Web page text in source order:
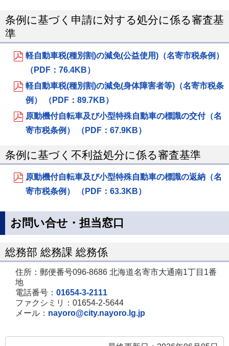
条例に基づく申請に対する処分に係る審査基
準
軽自動車税(種別割)の減免(公益使用)（名寄市税条例）
（PDF：76.4KB）
軽自動車税(種別割)の減免(身体障害者等)（名寄市税条
例） （PDF：89.7KB）
原動機付自転車及び小型特殊自動車の標識の交付（名
寄市税条例） （PDF：67.9KB）
条例に基づく不利益処分に係る審査基準
原動機付自転車及び小型特殊自動車の標識の返納（名
寄市税条例） （PDF：63.3KB）
お問い合せ・担当窓口
総務部 総務課 総務係
住所：郵便番号096-8686 北海道名寄市大通南1丁目1番
地
電話番号： 01654-3-2111
ファクシミリ：01654-2-5644
メール： nayoro@city.nayoro.lg.jp